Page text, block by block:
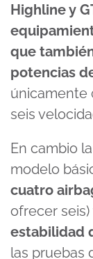
Highline y
que
potencias
únicamente
seis
En cambio
modelo
cuatro
ofrecer seis)
estabilidad
las pruebas